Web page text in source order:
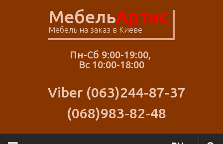
МебельАртис
Мебель на заказ в Киеве
Пн-Сб 9:00-19:00,
Вс 10:00-18:00
Viber (063)244-87-37
(068)983-82-48